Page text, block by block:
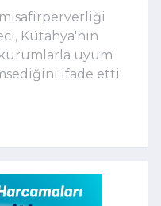
misafirperverliği
Kütahya'nın
uyum
ifade etti.